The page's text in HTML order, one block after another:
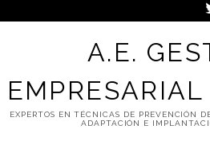
A.E.
EXPERTOS EN TÉCNICAS DE PREVENCIÓN
ADAPTACIÓN E